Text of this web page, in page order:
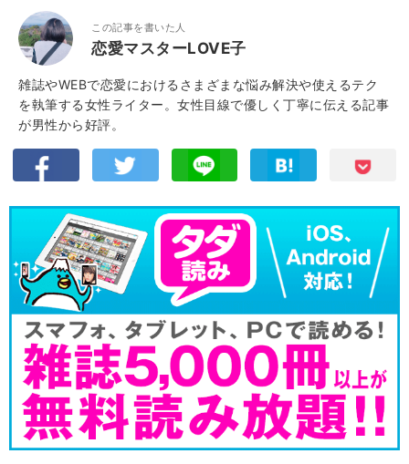
この記事を書いた人
恋愛マスターLOVE子
雑誌やWEBで恋愛におけるさまざまな悩み解決や使えるテク
を執筆する女性ライター。女性目線で優しく丁寧に伝える記事
が男性から好評。